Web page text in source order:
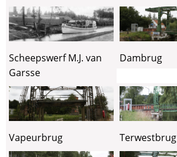
Scheepswerf M.J. van
Garsse
Dambrug
Vapeurbrug Terwestbrug